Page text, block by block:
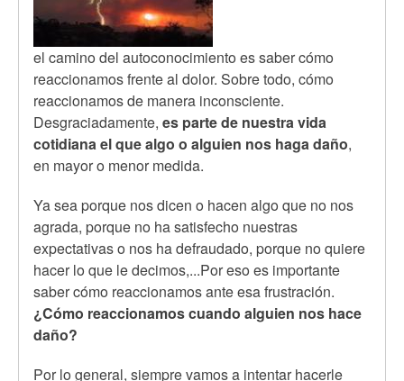
el camino del autoconocimiento es saber cómo
reaccionamos frente al dolor. Sobre todo, cómo
reaccionamos de manera inconsciente.
Desgraciadamente, es parte de nuestra vida
cotidiana el que algo o alguien nos haga daño,
en mayor o menor medida.
Ya sea porque nos dicen o hacen algo que no nos
agrada, porque no ha satisfecho nuestras
expectativas o nos ha defraudado, porque no quiere
hacer lo que le decimos,...Por eso es importante
saber cómo reaccionamos ante esa frustración.
¿Cómo reaccionamos cuando alguien nos hace
daño?
Por lo general, siempre vamos a intentar hacerle